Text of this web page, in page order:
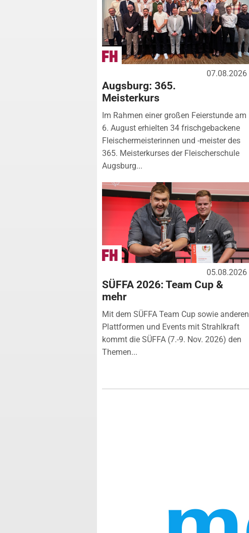
07.08.2026
Augsburg: 365.
Meisterkurs
Im Rahmen einer großen Feierstunde am
6. August erhielten 34 frischgebackene
Fleischermeisterinnen und -meister des
365. Meisterkurses der Fleischerschule
Augsburg...
05.08.2026
SÜFFA 2026: Team Cup &
mehr
Mit dem SÜFFA Team Cup sowie anderen
Plattformen und Events mit Strahlkraft
kommt die SÜFFA (7.-9. Nov. 2026) den
Themen...